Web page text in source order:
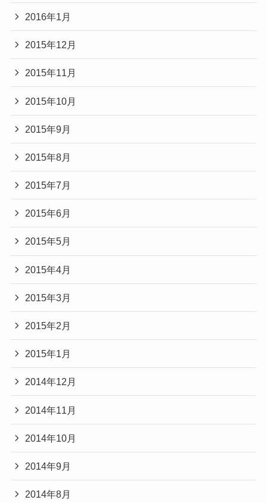
2016年1月
2015年12月
2015年11月
2015年10月
2015年9月
2015年8月
2015年7月
2015年6月
2015年5月
2015年4月
2015年3月
2015年2月
2015年1月
2014年12月
2014年11月
2014年10月
2014年9月
2014年8月